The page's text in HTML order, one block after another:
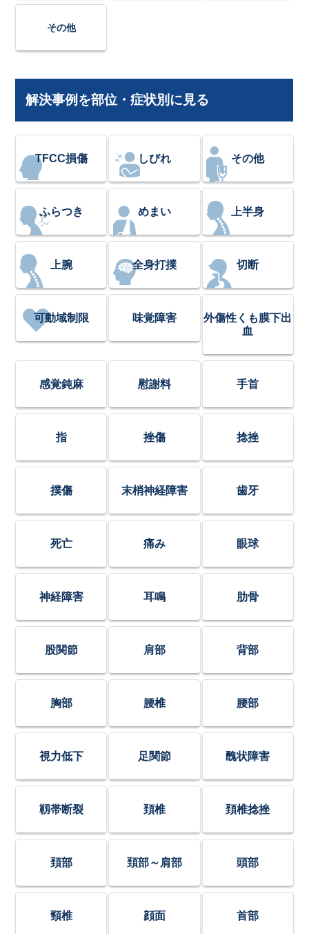
その他
解決事例を部位・症状別に見る
TFCC損傷 しびれ その他
ふらつき めまい 上半身
上腕 全身打撲 切断
可動域制限 味覚障害
外傷性くも膜下出
血
感覚鈍麻 慰謝料 手首
指 挫傷 捻挫
撲傷 末梢神経障害 歯牙
死亡 痛み 眼球
神経障害 耳鳴 肋骨
股関節 肩部 背部
胸部 腰椎 腰部
視力低下 足関節 醜状障害
靱帯断裂 頚椎 頚椎捻挫
頚部 頚部～肩部 頭部
頸椎 顔面 首部